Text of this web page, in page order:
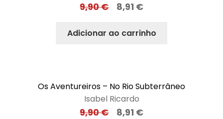
9,90€ 8,91 €
Adicionar ao carrinho
Os Aventureiros – No Rio Subterrâneo
Isabel Ricardo
9,90€ 8,91 €